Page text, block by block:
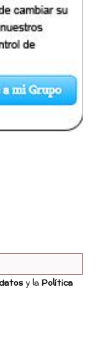
y la Política